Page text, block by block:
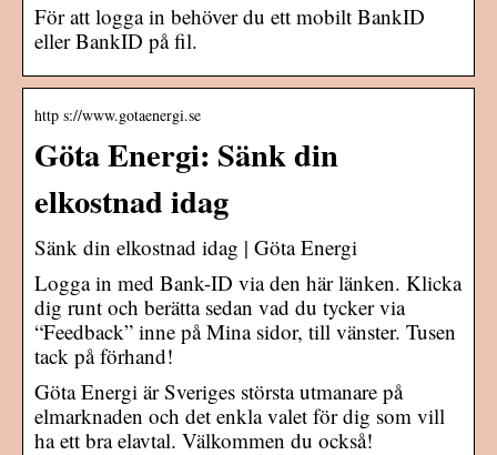
För att logga in behöver du ett mobilt BankID
eller BankID på fil.
http s://www.gotaenergi.se
Göta Energi: Sänk din
elkostnad idag
Sänk din elkostnad idag | Göta Energi
Logga in med Bank-ID via den här länken. Klicka
dig runt och berätta sedan vad du tycker via
“Feedback” inne på Mina sidor, till vänster. Tusen
tack på förhand!
Göta Energi är Sveriges största utmanare på
elmarknaden och det enkla valet för dig som vill
ha ett bra elavtal. Välkommen du också!